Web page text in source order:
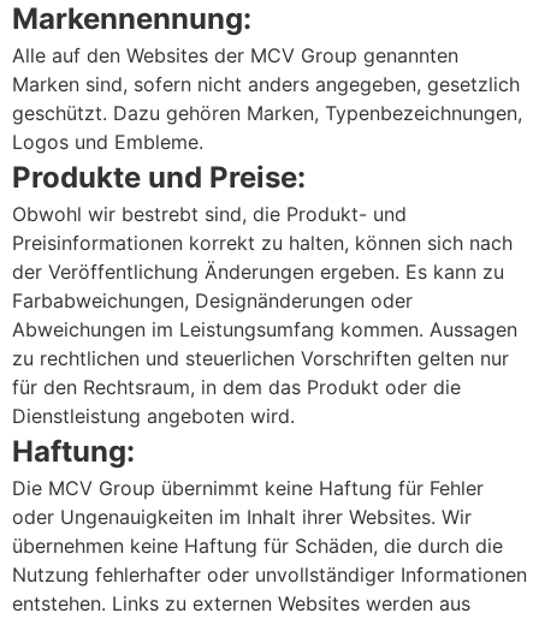
Markennennung:
Alle auf den Websites der MCV Group genannten
Marken sind, sofern nicht anders angegeben, gesetzlich
geschützt. Dazu gehören Marken, Typenbezeichnungen,
Logos und Embleme.
Produkte und Preise:
Obwohl wir bestrebt sind, die Produkt- und
Preisinformationen korrekt zu halten, können sich nach
der Veröffentlichung Änderungen ergeben. Es kann zu
Farbabweichungen, Designänderungen oder
Abweichungen im Leistungsumfang kommen. Aussagen
zu rechtlichen und steuerlichen Vorschriften gelten nur
für den Rechtsraum, in dem das Produkt oder die
Dienstleistung angeboten wird.
Haftung:
Die MCV Group übernimmt keine Haftung für Fehler
oder Ungenauigkeiten im Inhalt ihrer Websites. Wir
übernehmen keine Haftung für Schäden, die durch die
Nutzung fehlerhafter oder unvollständiger Informationen
entstehen. Links zu externen Websites werden aus